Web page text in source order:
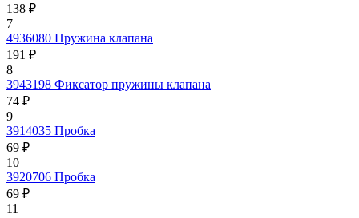
138 ₽
7
4936080 Пружина клапана
191 ₽
8
3943198 Фиксатор пружины клапана
74 ₽
9
3914035 Пробка
69 ₽
10
3920706 Пробка
69 ₽
11